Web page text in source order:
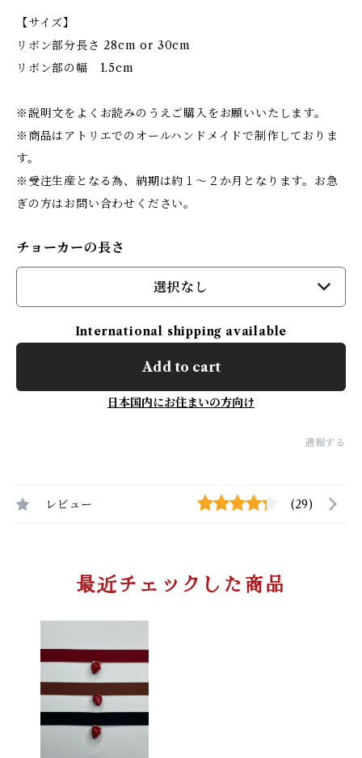
【サイズ】
リボン部分長さ 28cm or 30cm
リボン部の幅 1.5cm
※説明文をよくお読みのうえご購入をお願いいたします。
※商品はアトリエでのオールハンドメイドで制作しておりま
す。
※受注生産となる為、納期は約１～２か月となります。お急
ぎの方はお問い合わせください。
チョーカーの長さ
選択なし
International shipping available
Add to cart
日本国内にお住まいの方向け
通報する
レビュー (29)
最近チェックした商品